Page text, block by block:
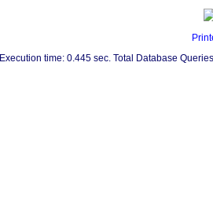
Execution time: 0.445 sec. Total Database